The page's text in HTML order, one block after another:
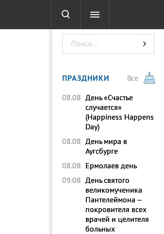
ТЕСТЫ
ПРАЗДНИКИ
Все
08.08 День «Счастье
случается»
(Happiness Happens
Day)
08.08 День мира в
Аугсбурге
08.08 Ермолаев день
09.08 День святого
великомученика
Пантелеймона –
покровителя всех
врачей и целителя
больных